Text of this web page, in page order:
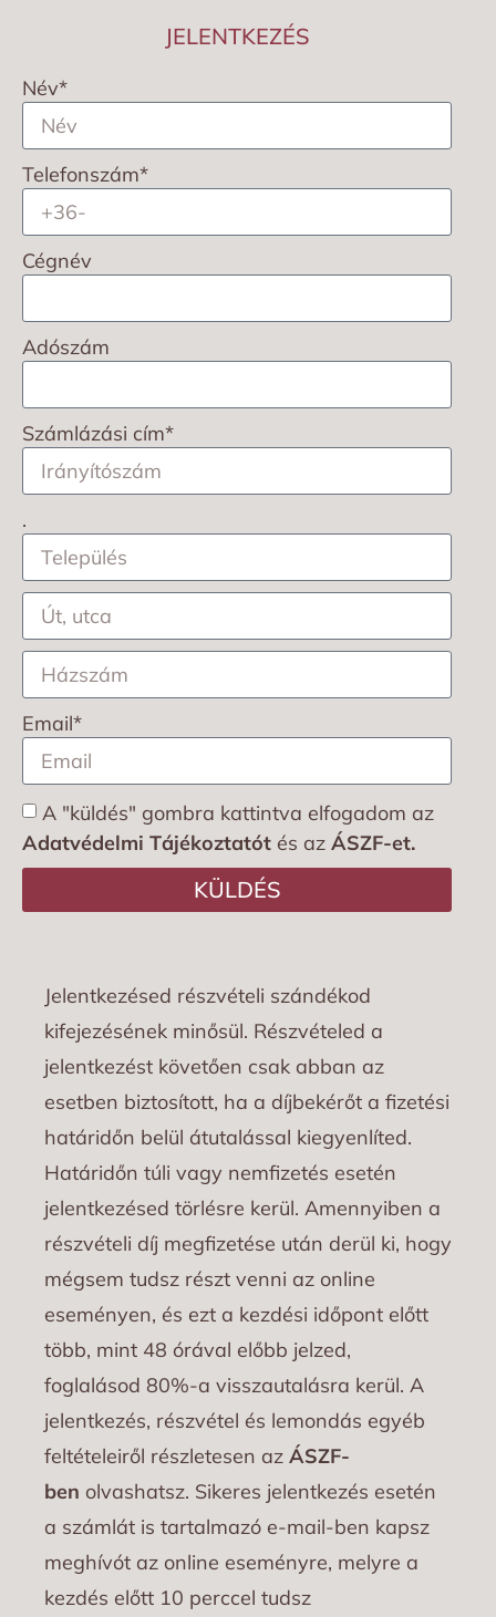
JELENTKEZÉS
Név*
Telefonszám*
Cégnév
Adószám
Számlázási cím*
.
Email*
A "küldés" gombra kattintva elfogadom az
Adatvédelmi Tájékoztatót és az ÁSZF-et.
KÜLDÉS
Jelentkezésed részvételi szándékod
kifejezésének minősül. Részvételed a
jelentkezést követően csak abban az
esetben biztosított, ha a díjbekérőt a fizetési
határidőn belül átutalással kiegyenlíted.
Határidőn túli vagy nemfizetés esetén
jelentkezésed törlésre kerül. Amennyiben a
részvételi díj megfizetése után derül ki, hogy
mégsem tudsz részt venni az online
eseményen, és ezt a kezdési időpont előtt
több, mint 48 órával előbb jelzed,
foglalásod 80%-a visszautalásra kerül. A
jelentkezés, részvétel és lemondás egyéb
feltételeiről részletesen az ÁSZF-
ben olvashatsz. Sikeres jelentkezés esetén
a számlát is tartalmazó e-mail-ben kapsz
meghívót az online eseményre, melyre a
kezdés előtt 10 perccel tudsz